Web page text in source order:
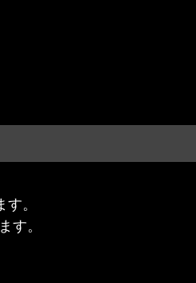
。
す。